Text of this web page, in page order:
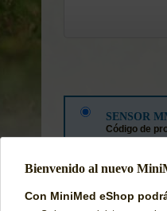
SENSOR
Código de
**ESTE PRODUCTO
Con MiniMed eShop